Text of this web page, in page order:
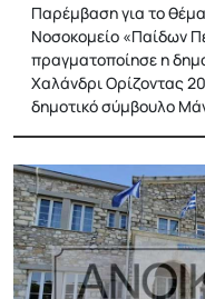
Παρέμβαση για το
Νοσοκομείο «Παίδων
πραγματοποίησε η
Χαλάνδρι Ορίζοντας
δημοτικό σύμβουλο